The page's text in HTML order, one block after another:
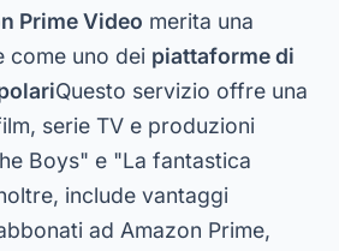
Prime Video merita una
come uno dei piattaforme di
Questo servizio offre una
serie TV e produzioni
Boys" e "La fantastica
include vantaggi
ad Amazon Prime,